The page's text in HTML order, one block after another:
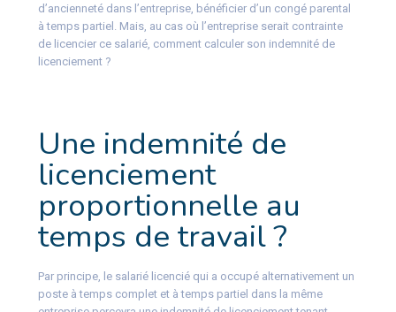
d’ancienneté dans l’entreprise, bénéficier d’un congé parental
à temps partiel. Mais, au cas où l’entreprise serait contrainte
de licencier ce salarié, comment calculer son indemnité de
licenciement ?
Une indemnité de
licenciement
proportionnelle au
temps de travail ?
Par principe, le salarié licencié qui a occupé alternativement un
poste à temps complet et à temps partiel dans la même